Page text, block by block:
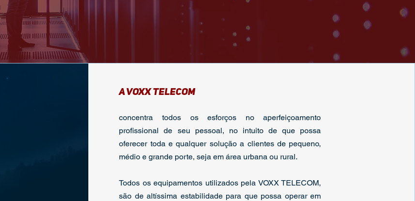
MELHOR ATENDÊ-LOS!
A VOXX TELECOM
concentra todos os esforços no aperfeiçoamento
profissional de seu pessoal, no intuito de que possa
oferecer toda e qualquer solução a clientes de pequeno,
médio e grande porte, seja em área urbana ou rural. ​
Todos os equipamentos utilizados pela VOXX TELECOM,
são de altíssima estabilidade para que possa operar em